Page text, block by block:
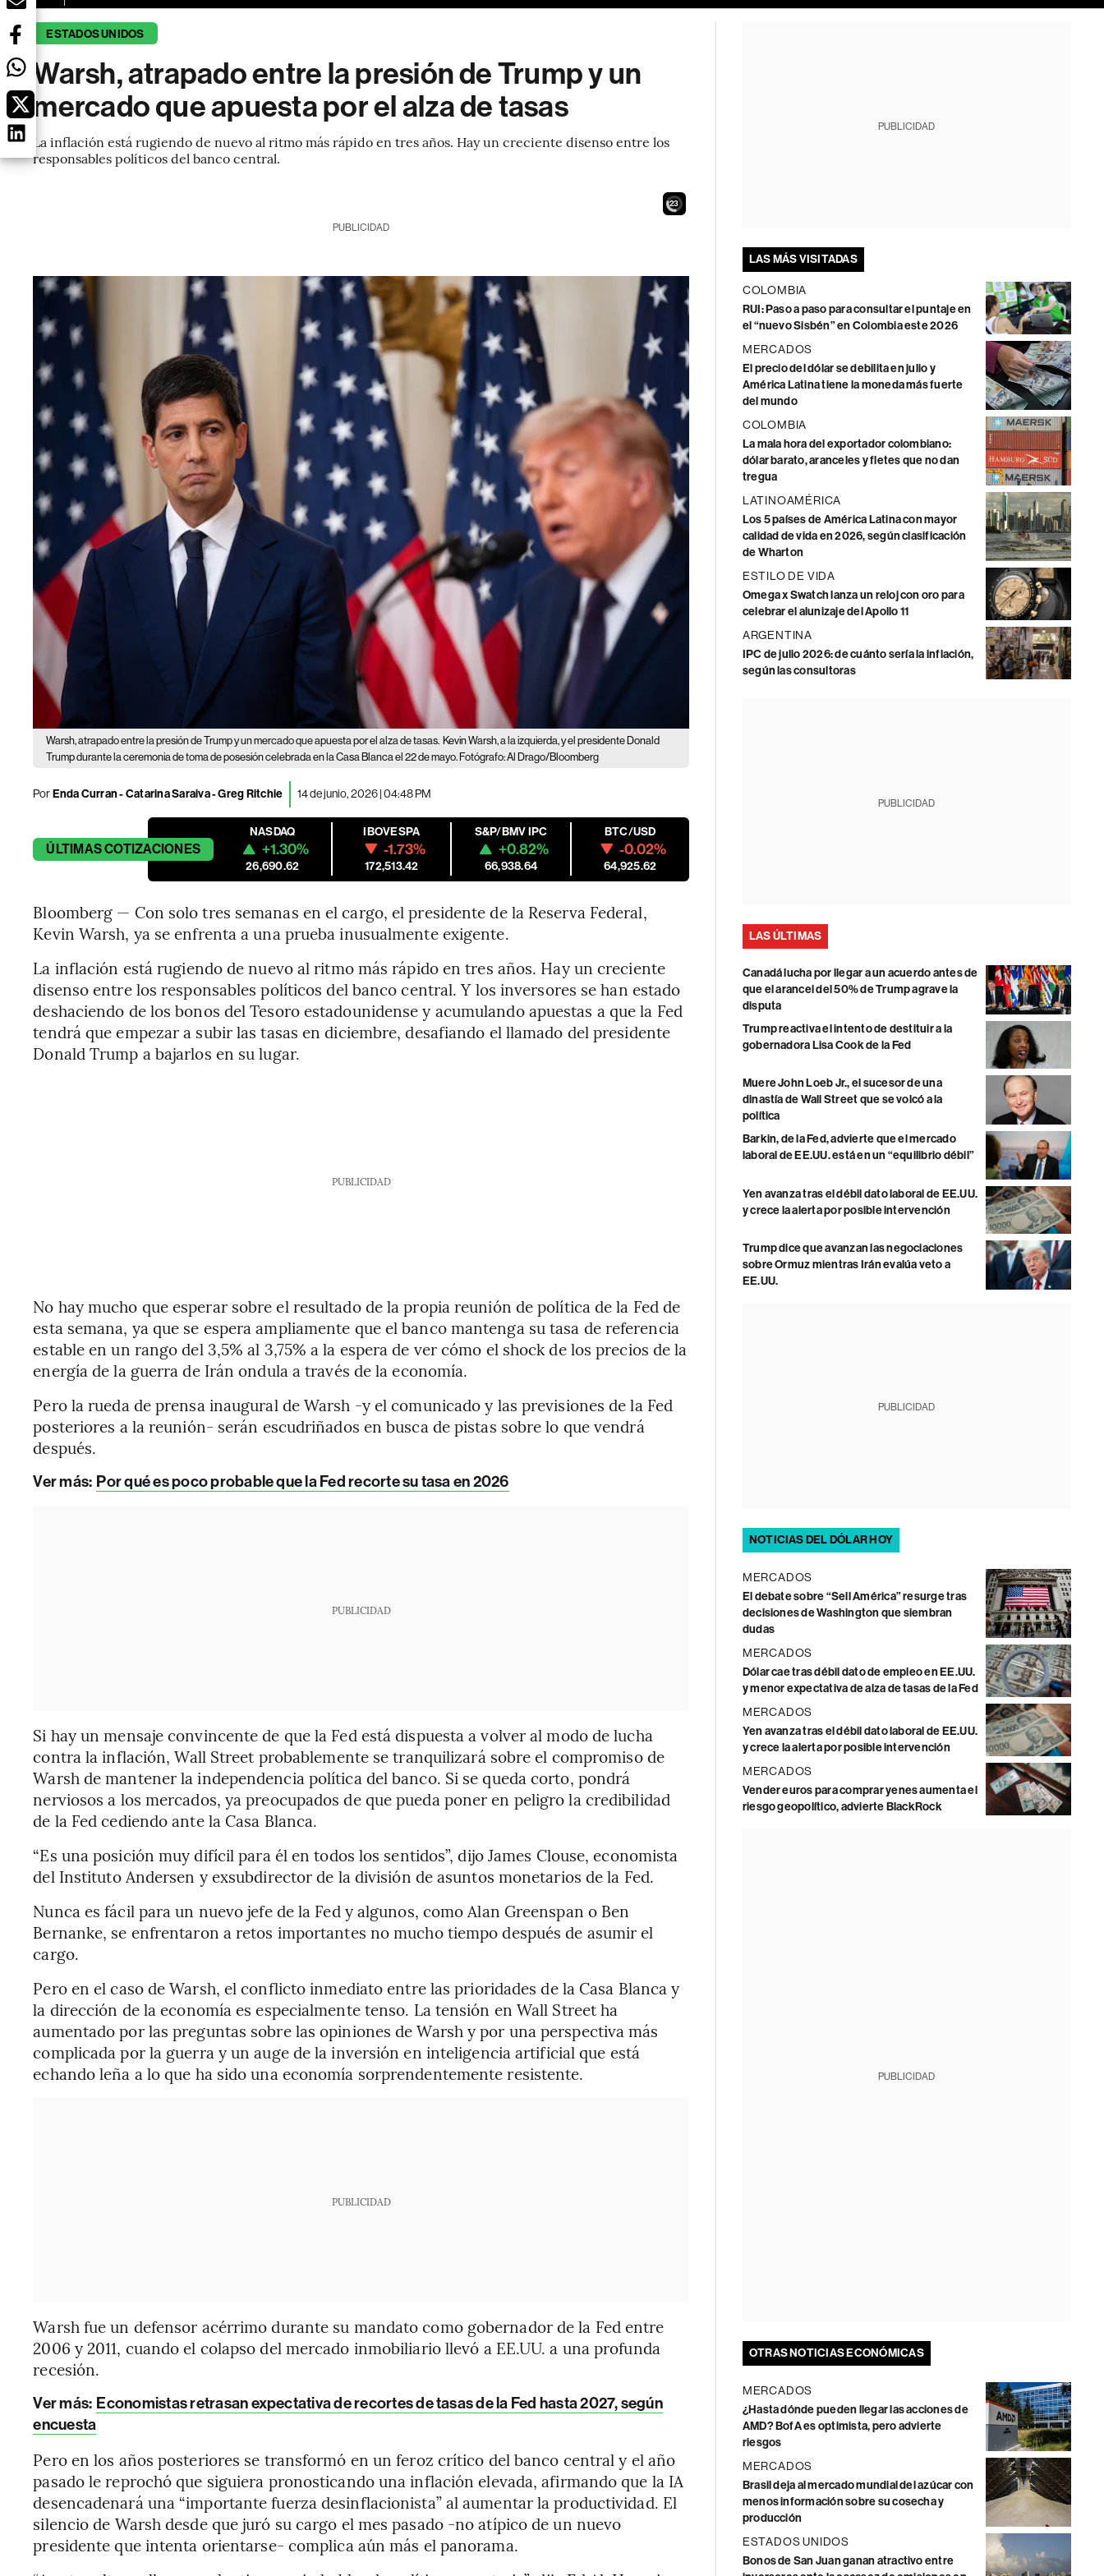
ESTADOS UNIDOS
Warsh, atrapado entre la presión de Trump y un
mercado que apuesta por el alza de tasas
La inflación está rugiendo de nuevo al ritmo más rápido en tres años. Hay un creciente disenso entre los
responsables políticos del banco central.
22
PUBLICIDAD
Warsh, atrapado entre la presión de Trump y un mercado que apuesta por el alza de tasas. Kevin Warsh, a la izquierda, y el presidente Donald
Trump durante la ceremonia de toma de posesión celebrada en la Casa Blanca el 22 de mayo. Fotógrafo: Al Drago/Bloomberg
PorEnda Curran - Catarina Saraiva - Greg Ritchie 14 de junio, 2026 | 04:48 PM
ÚLTIMASCOTIZACIONES
NASDAQ
+1.30%
26,690.62
IBOVESPA
-1.73%
172,513.42
S&P/BMV IPC
+0.82%
66,938.64
BTC/USD
-0.02%
64,925.62
Bloomberg — Con solo tres semanas en el cargo, el presidente de la Reserva Federal,
Kevin Warsh, ya se enfrenta a una prueba inusualmente exigente.
La inflación está rugiendo de nuevo al ritmo más rápido en tres años. Hay un creciente
disenso entre los responsables políticos del banco central. Y los inversores se han estado
deshaciendo de los bonos del Tesoro estadounidense y acumulando apuestas a que la Fed
tendrá que empezar a subir las tasas en diciembre, desafiando el llamado del presidente
Donald Trump a bajarlos en su lugar.
PUBLICIDAD
No hay mucho que esperar sobre el resultado de la propia reunión de política de la Fed de
esta semana, ya que se espera ampliamente que el banco mantenga su tasa de referencia
estable en un rango del 3,5% al 3,75% a la espera de ver cómo el shock de los precios de la
energía de la guerra de Irán ondula a través de la economía.
Pero la rueda de prensa inaugural de Warsh -y el comunicado y las previsiones de la Fed
posteriores a la reunión- serán escudriñados en busca de pistas sobre lo que vendrá
después.
Ver más: Por qué es poco probable que la Fed recorte su tasa en 2026
PUBLICIDAD
Si hay un mensaje convincente de que la Fed está dispuesta a volver al modo de lucha
contra la inflación, Wall Street probablemente se tranquilizará sobre el compromiso de
Warsh de mantener la independencia política del banco. Si se queda corto, pondrá
nerviosos a los mercados, ya preocupados de que pueda poner en peligro la credibilidad
de la Fed cediendo ante la Casa Blanca.
“Es una posición muy difícil para él en todos los sentidos”, dijo James Clouse, economista
del Instituto Andersen y exsubdirector de la división de asuntos monetarios de la Fed.
Nunca es fácil para un nuevo jefe de la Fed y algunos, como Alan Greenspan o Ben
Bernanke, se enfrentaron a retos importantes no mucho tiempo después de asumir el
cargo.
Pero en el caso de Warsh, el conflicto inmediato entre las prioridades de la Casa Blanca y
la dirección de la economía es especialmente tenso. La tensión en Wall Street ha
aumentado por las preguntas sobre las opiniones de Warsh y por una perspectiva más
complicada por la guerra y un auge de la inversión en inteligencia artificial que está
echando leña a lo que ha sido una economía sorprendentemente resistente.
PUBLICIDAD
Warsh fue un defensor acérrimo durante su mandato como gobernador de la Fed entre
2006 y 2011, cuando el colapso del mercado inmobiliario llevó a EE.UU. a una profunda
recesión.
Ver más: Economistas retrasan expectativa de recortes de tasas de la Fed hasta 2027, según
encuesta
Pero en los años posteriores se transformó en un feroz crítico del banco central y el año
pasado le reprochó que siguiera pronosticando una inflación elevada, afirmando que la IA
desencadenará una “importante fuerza desinflacionista” al aumentar la productividad. El
silencio de Warsh desde que juró su cargo el mes pasado -no atípico de un nuevo
presidente que intenta orientarse- complica aún más el panorama.
PUBLICIDAD
LAS MÁS VISITADAS
COLOMBIA
RUI: Paso a paso para consultar el puntaje en
el “nuevo Sisbén” en Colombia este 2026
MERCADOS
El precio del dólar se debilita en julio y
América Latina tiene la moneda más fuerte
del mundo
COLOMBIA
La mala hora del exportador colombiano:
dólar barato, aranceles y fletes que no dan
tregua
LATINOAMÉRICA
Los 5 países de América Latina con mayor
calidad de vida en 2026, según clasificación
de Wharton
ESTILO DE VIDA
Omega x Swatch lanza un reloj con oro para
celebrar el alunizaje del Apollo 11
ARGENTINA
IPC de julio 2026: de cuánto sería la inflación,
según las consultoras
PUBLICIDAD
LAS ÚLTIMAS
Canadá lucha por llegar a un acuerdo antes de
que el arancel del 50% de Trump agrave la
disputa
Trump reactiva el intento de destituir a la
gobernadora Lisa Cook de la Fed
Muere John Loeb Jr., el sucesor de una
dinastía de Wall Street que se volcó a la
política
Barkin, de la Fed, advierte que el mercado
laboral de EE.UU. está en un “equilibrio débil”
Yen avanza tras el débil dato laboral de EE.UU.
y crece la alerta por posible intervención
Trump dice que avanzan las negociaciones
sobre Ormuz mientras Irán evalúa veto a
EE.UU.
PUBLICIDAD
NOTICIAS DEL DÓLAR HOY
MERCADOS
El debate sobre “Sell América” resurge tras
decisiones de Washington que siembran
dudas
MERCADOS
Dólar cae tras débil dato de empleo en EE.UU.
y menor expectativa de alza de tasas de la Fed
MERCADOS
Yen avanza tras el débil dato laboral de EE.UU.
y crece la alerta por posible intervención
MERCADOS
Vender euros para comprar yenes aumenta el
riesgo geopolítico, advierte BlackRock
PUBLICIDAD
OTRAS NOTICIAS ECONÓMICAS
MERCADOS
¿Hasta dónde pueden llegar las acciones de
AMD? BofA es optimista, pero advierte
riesgos
MERCADOS
Brasil deja al mercado mundial del azúcar con
menos información sobre su cosecha y
producción
ESTADOS UNIDOS
Bonos de San Juan ganan atractivo entre